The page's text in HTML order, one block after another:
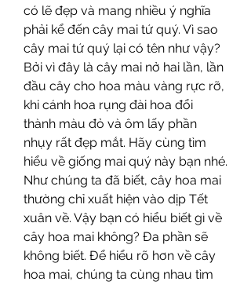
có lẽ đẹp và mang nhiều ý nghĩa
phải kể đến cây mai tứ quý. Vì sao
cây mai tứ quý lại có tên như vậy?
Bởi vì đây là cây mai nở hai lần, lần
đầu cây cho hoa màu vàng rực rỡ,
khi cánh hoa rụng đài hoa đổi
thành màu đỏ và ôm lấy phần
nhụy rất đẹp mắt. Hãy cùng tìm
hiểu về giống mai quý này bạn nhé.
Như chúng ta đã biết, cây hoa mai
thường chỉ xuất hiện vào dịp Tết
xuân về. Vậy bạn có hiểu biết gì về
cây hoa mai không? Đa phần sẽ
không biết. Để hiểu rõ hơn về cây
hoa mai, chúng ta cùng nhau tìm